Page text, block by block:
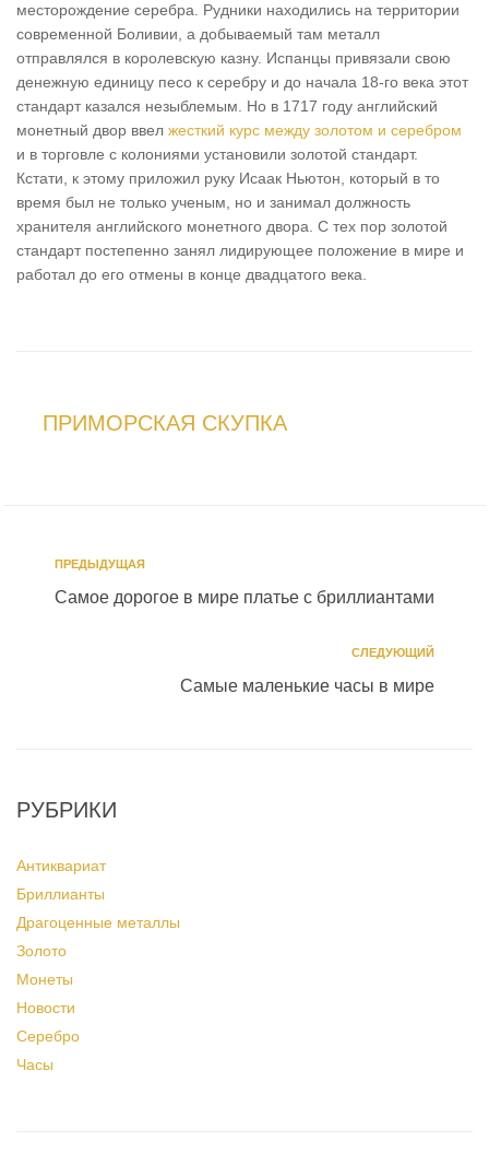
месторождение серебра. Рудники находились на территории
современной Боливии, а добываемый там металл
отправлялся в королевскую казну. Испанцы привязали свою
денежную единицу песо к серебру и до начала 18-го века этот
стандарт казался незыблемым. Но в 1717 году английский
монетный двор ввел жесткий курс между золотом и серебром
и в торговле с колониями установили золотой стандарт.
Кстати, к этому приложил руку Исаак Ньютон, который в то
время был не только ученым, но и занимал должность
хранителя английского монетного двора. С тех пор золотой
стандарт постепенно занял лидирующее положение в мире и
работал до его отмены в конце двадцатого века.
ПРИМОРСКАЯ СКУПКА
ПРЕДЫДУЩАЯ
Самое дорогое в мире платье с бриллиантами
СЛЕДУЮЩИЙ
Самые маленькие часы в мире⁠⁠
РУБРИКИ
Антиквариат
Бриллианты
Драгоценные металлы
Золото
Монеты
Новости
Серебро
Часы